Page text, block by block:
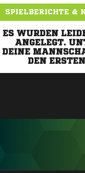
SPIELBERICHTE &
ES WURDEN
ANGELEGT.
DEINE
DEN